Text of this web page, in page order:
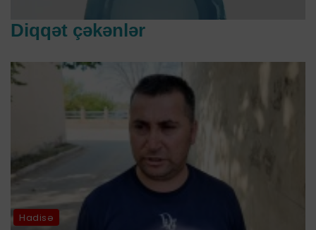
Diqqət çəkənlər
Hadisə